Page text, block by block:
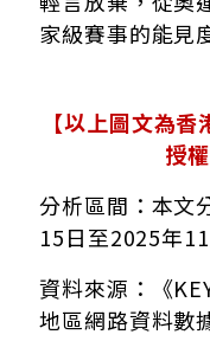
家級賽事的能見
【以上圖文為
授
分析區間：本文
15日至2025年
資料來源：《
地區網路資料數